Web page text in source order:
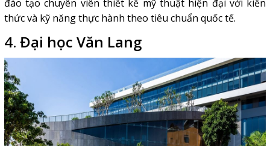
đào tạo chuyên viên thiết kế mỹ thuật hiện đại với kiến
thức và kỹ năng thực hành theo tiêu chuẩn quốc tế.
4. Đại học Văn Lang